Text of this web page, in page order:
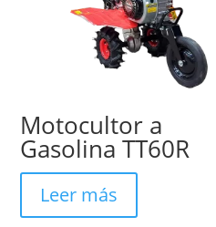
Motocultor a
Gasolina TT60R
Leer más